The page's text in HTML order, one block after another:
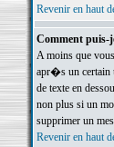
Revenir en haut
Comment puis-
A moins que
apr�s un certain
de texte en
non plus si un
supprimer un
Revenir en haut